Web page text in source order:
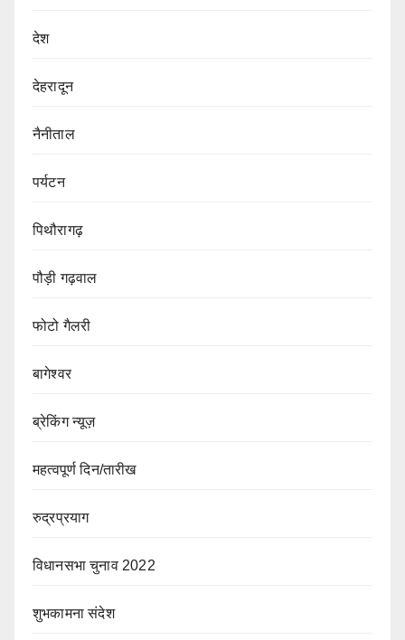
देश
देहरादून
नैनीताल
पर्यटन
पिथौरागढ़
पौड़ी गढ़वाल
फोटो गैलरी
बागेश्वर
ब्रेकिंग न्यूज़
महत्वपूर्ण दिन/तारीख
रुद्रप्रयाग
विधानसभा चुनाव 2022
शुभकामना संदेश